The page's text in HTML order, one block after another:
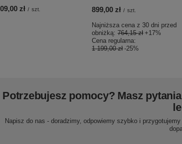
zł / szt. 899,00 zł / szt.
Najniższa cena z 30 dni przed
obniżką:764,15 zł +17%
Cena regularna:
1 199,00 zł -25%
Potrzebujesz pomocy? Masz
Napisz do nas - doradzimy, odpowiemy szybko i